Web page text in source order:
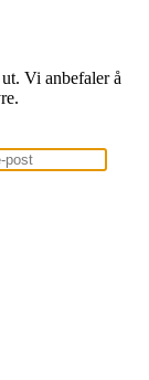
Vi anbefaler å